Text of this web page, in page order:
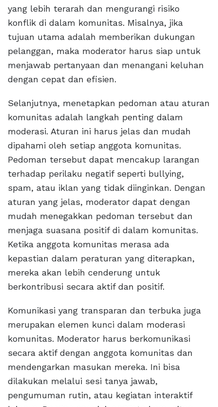
yang lebih terarah dan mengurangi risiko
konflik di dalam komunitas. Misalnya, jika
tujuan utama adalah memberikan dukungan
pelanggan, maka moderator harus siap untuk
menjawab pertanyaan dan menangani keluhan
dengan cepat dan efisien.
Selanjutnya, menetapkan pedoman atau aturan
komunitas adalah langkah penting dalam
moderasi. Aturan ini harus jelas dan mudah
dipahami oleh setiap anggota komunitas.
Pedoman tersebut dapat mencakup larangan
terhadap perilaku negatif seperti bullying,
spam, atau iklan yang tidak diinginkan. Dengan
aturan yang jelas, moderator dapat dengan
mudah menegakkan pedoman tersebut dan
menjaga suasana positif di dalam komunitas.
Ketika anggota komunitas merasa ada
kepastian dalam peraturan yang diterapkan,
mereka akan lebih cenderung untuk
berkontribusi secara aktif dan positif.
Komunikasi yang transparan dan terbuka juga
merupakan elemen kunci dalam moderasi
komunitas. Moderator harus berkomunikasi
secara aktif dengan anggota komunitas dan
mendengarkan masukan mereka. Ini bisa
dilakukan melalui sesi tanya jawab,
pengumuman rutin, atau kegiatan interaktif